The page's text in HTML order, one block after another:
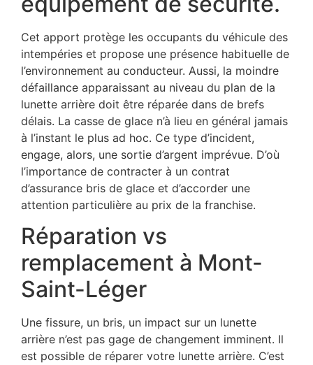
Cet apport protège les occupants du véhicule des
intempéries et propose une présence habituelle de
l’environnement au conducteur. Aussi, la moindre
défaillance apparaissant au niveau du plan de la
lunette arrière doit être réparée dans de brefs
délais. La casse de glace n’à lieu en général jamais
à l’instant le plus ad hoc. Ce type d’incident,
engage, alors, une sortie d’argent imprévue. D’où
l’importance de contracter à un contrat
d’assurance bris de glace et d’accorder une
attention particulière au prix de la franchise.
Réparation vs
remplacement à Mont-
Saint-Léger
Une fissure, un bris, un impact sur un lunette
arrière n’est pas gage de changement imminent. Il
est possible de réparer votre lunette arrière. C’est